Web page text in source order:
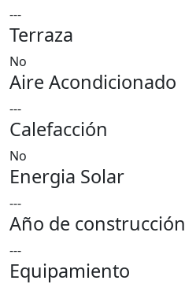
---
Terraza
No
Aire Acondicionado
---
Calefacción
No
Energia Solar
---
Año de construcción
---
Equipamiento